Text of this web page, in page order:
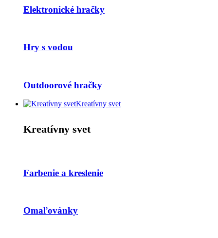
Elektronické hračky
Hry s vodou
Outdoorové hračky
Kreatívny svet
Kreatívny svet
Farbenie a kreslenie
Omaľovánky